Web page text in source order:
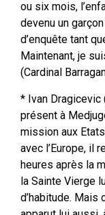
ou six mois,
devenu un
d’enquête tant
Maintenant, je
(Cardinal
* Ivan Dragicevic
présent à
mission aux
avec l’Europe, il
heures après la
la Sainte Vierge
d’habitude. Mais